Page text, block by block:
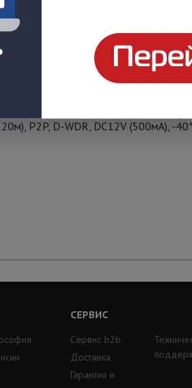
и паспорта
объектив 3,6мм, 0.6 Лк @ F1.2 (0
P2P, D-WDR, DC12V (500мА), -
СЕРВИС
Сервис b2b
Доставка
Гарантия и